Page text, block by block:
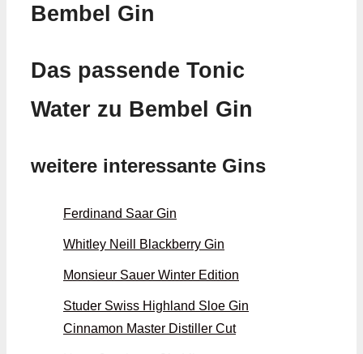
Bembel Gin
Das passende Tonic
Water zu Bembel Gin
weitere interessante Gins
Ferdinand Saar Gin
Whitley Neill Blackberry Gin
Monsieur Sauer Winter Edition
Studer Swiss Highland Sloe Gin
Cinnamon Master Distiller Cut